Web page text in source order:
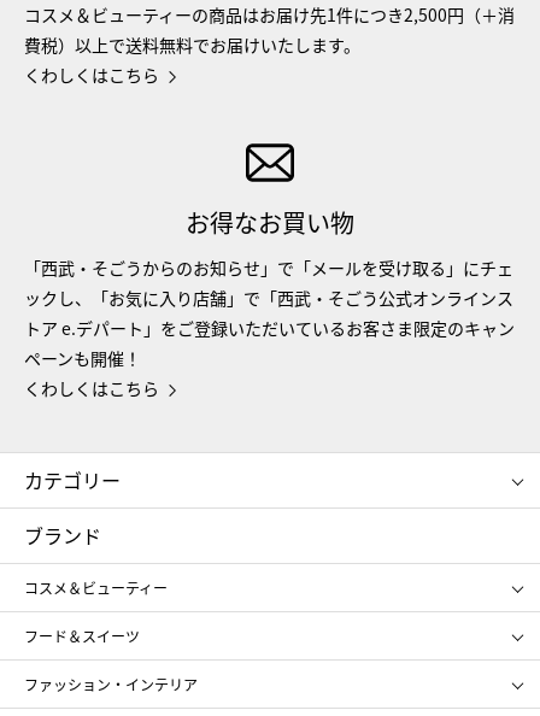
コスメ＆ビューティーの商品はお届け先1件につき2,500円（＋消
費税）以上で送料無料でお届けいたします。
くわしくはこちら
お得なお買い物
「西武・そごうからのお知らせ」で「メールを受け取る」にチェ
ックし、「お気に入り店舗」で「西武・そごう公式オンラインス
トア e.デパート」をご登録いただいているお客さま限定のキャン
ペーンも開催！
くわしくはこちら
カテゴリー
コスメ＆ビューティー
ギフト
レディース
メンズ
スポーツ・アウトドア
お中元
お歳暮
ブランド
コスメ＆ビューティー
SHISEIDO
ポール&ジョー ボーテ
ジルスチュアート
NARS
フード＆スイーツ
アンリ・シャルパンティエ
ゴディバ
新宿高野
ファッション・インテリア